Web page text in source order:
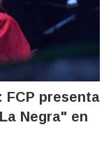
FCP presenta
Negra" en